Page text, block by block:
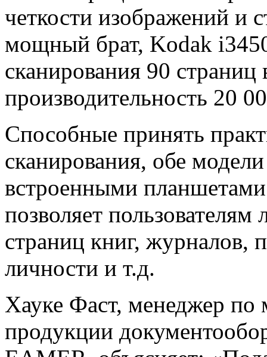
четкости изображений и
мощный брат, Kodak
сканирования 90
производительность 20
Способные принять
сканирования, обе
встроенными
позволяет
страниц книг, журналов,
личности и т.д.
Хауке Фаст, менеджер по
продукции